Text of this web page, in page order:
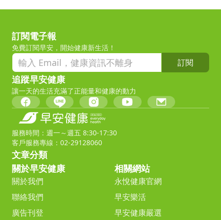
訂閱電子報
免費訂閱早安，開始健康新生活！
訂閱
追蹤早安健康
讓一天的生活充滿了正能量和健康的動力
服務時間：週一～週五 8:30-17:30
客戶服務專線：02-29128060
文章分類
關於早安健康
關於我們
聯絡我們
廣告刊登
相關網站
永悅健康官網
早安樂活
早安健康嚴選